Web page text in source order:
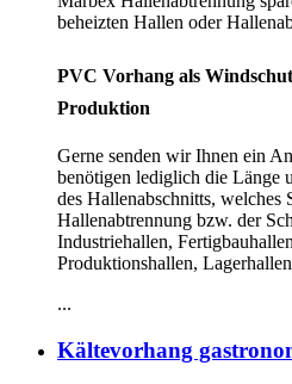
beheizten Hallen oder
PVC Vorhang als
Produktion
Gerne senden wir Ihnen ein
benötigen lediglich die Länge
des Hallenabschnitts, welches
Hallenabtrennung bzw. der
Industriehallen,
Produktionshallen,
...
Kältevorhang